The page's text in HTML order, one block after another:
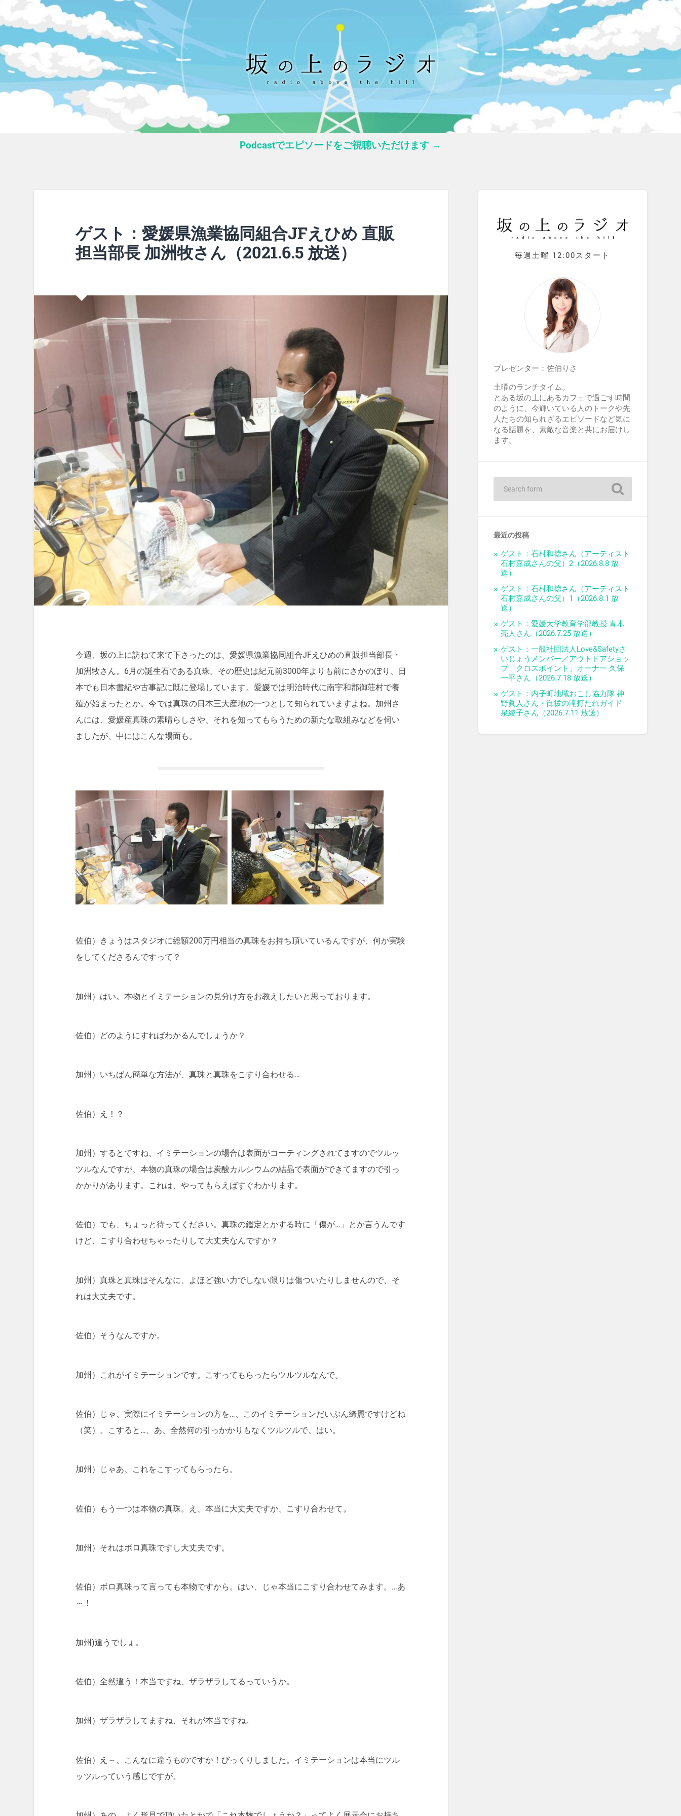
Podcastでエピソードをご視聴いただけます →
ゲスト：愛媛県漁業協同組合JFえひめ 直販
担当部長 加洲牧さん（2021.6.5 放送）
今週、坂の上に訪ねて来て下さったのは、愛媛県漁業協同組合JFえひめの直販担当部長・
加洲牧さん。6月の誕生石である真珠。その歴史は紀元前3000年よりも前にさかのぼり、日
本でも日本書紀や古事記に既に登場しています。愛媛では明治時代に南宇和郡御荘村で養
殖が始まったとか。今では真珠の日本三大産地の一つとして知られていますよね。加州さ
んには、愛媛産真珠の素晴らしさや、それを知ってもらうための新たな取組みなどを伺い
ましたが、中にはこんな場面も。
佐伯）きょうはスタジオに総額200万円相当の真珠をお持ち頂いているんですが、何か実験
をしてくださるんですって？
加州）はい。本物とイミテーションの見分け方をお教えしたいと思っております。
佐伯）どのようにすればわかるんでしょうか？
加州）いちばん簡単な方法が、真珠と真珠をこすり合わせる…
佐伯）え！？
加州）するとですね、イミテーションの場合は表面がコーティングされてますのでツルッ
ツルなんですが、本物の真珠の場合は炭酸カルシウムの結晶で表面ができてますので引っ
かかりがあります。これは、やってもらえばすぐわかります。
佐伯）でも、ちょっと待ってください。真珠の鑑定とかする時に「傷が…」とか言うんです
けど、こすり合わせちゃったりして大丈夫なんですか？
加州）真珠と真珠はそんなに、よほど強い力でしない限りは傷ついたりしませんので、そ
れは大丈夫です。
佐伯）そうなんですか。
加州）これがイミテーションです。こすってもらったらツルツルなんで。
佐伯）じゃ、実際にイミテーションの方を…、このイミテーションだいぶん綺麗ですけどね
（笑）。こすると…、あ、全然何の引っかかりもなくツルツルで、はい。
加州）じゃあ、これをこすってもらったら。
佐伯）もう一つは本物の真珠。え、本当に大丈夫ですか、こすり合わせて。
加州）それはボロ真珠ですし大丈夫です。
佐伯）ボロ真珠って言っても本物ですから。はい、じゃ本当にこすり合わせてみます。…あ
～！
加州)違うでしょ。
佐伯）全然違う！本当ですね、ザラザラしてるっていうか。
加州）ザラザラしてますね、それが本当ですね。
佐伯）え～、こんなに違うものですか！びっくりしました。イミテーションは本当にツル
ッツルっていう感じですが。
毎週土曜 12:00スタート
プレゼンター：佐伯りさ
土曜のランチタイム。
とある坂の上にあるカフェで過ごす時間
のように、今輝いている人のトークや先
人たちの知られざるエピソードなど気に
なる話題を、素敵な音楽と共にお届けし
ます。
最近の投稿
ゲスト：石村和徳さん（アーティスト
石村嘉成さんの父）2（2026.8.8 放
送）
ゲスト：石村和徳さん（アーティスト
石村嘉成さんの父）1（2026.8.1 放
送）
ゲスト：愛媛大学教育学部教授 青木
亮人さん（2026.7.25 放送）
ゲスト：一般社団法人Love&Safetyさ
いじょうメンバー／アウトドアショッ
プ「クロスポイント」オーナー 久保
一平さん（2026.7.18 放送）
ゲスト：内子町地域おこし協力隊 神
野眞人さん・御祓の滝打たれガイド
泉綾子さん（2026.7.11 放送）